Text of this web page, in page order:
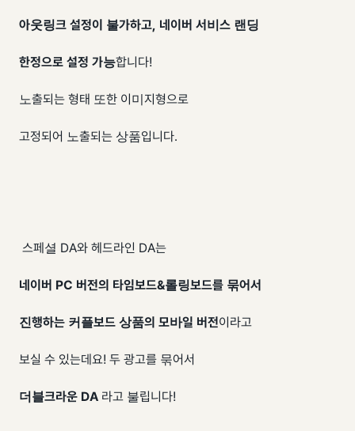
아웃링크 설정이 불가하고, 네이버 서비스 랜딩
한정으로 설정 가능합니다!
노출되는 형태 또한 이미지형으로
고정되어 노출되는 상품입니다.
스페셜 DA와 헤드라인 DA는
네이버 PC 버전의 타임보드&롤링보드를 묶어서
진행하는 커플보드 상품의 모바일 버전이라고
보실 수 있는데요! 두 광고를 묶어서
더블크라운 DA 라고 불립니다!